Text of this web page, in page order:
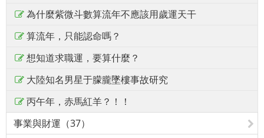
為什麼紫微斗數算流年不應該用歲運天干
算流年，只能認命嗎？
想知道求職運，要算什麼？
大陸知名男星于朦朧墜樓事故研究
丙午年，赤馬紅羊？！！
事業與財運（37）